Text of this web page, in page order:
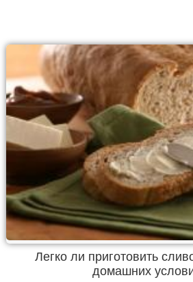
Легко ли приготовить
домашних